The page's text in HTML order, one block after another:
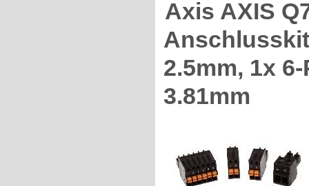
Axis AXIS
2.5mm, 1x
3.81mm